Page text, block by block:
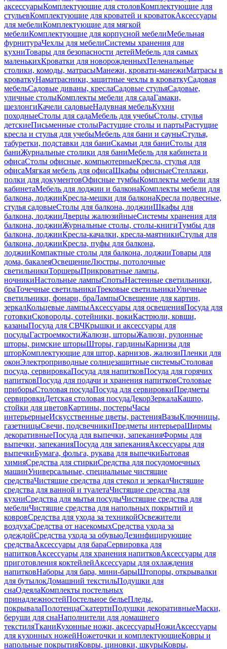
аксессуарыКомплектующие для столовКомплектующие для
стульевКомплектующие для кроватей и кроватокАксессуары
для мебелиКомплектующие для мягкой
мебелиКомплектующие для корпусной мебелиМебельная
фурнитураЧехлы для мебелиСистемы хранения для
кухниТовары для безопасности детейМебель для самых
маленькихКроватки для новорожденныхПеленальные
столики, комоды, матрасыМанежи, кровати-манежиМатрасы в
кроваткуНаматрасники, защитные чехлы в кроваткуСадовая
мебельСадовые диваны, креслаСадовые стульяСадовые,
уличные столыКомплекты мебели для садаГамаки,
шезлонгиКачели садовыеНадувная мебельКухни
походныеСтолы для садаМебель для учебыСтолы, стулья
детскиеПисьменные столыРастущие столы и партыРастущие
кресла и стулья для учебыМебель для бани и сауныСтулья,
табуретки, подставки для баниСкамьи для баниСтолы для
баниЖурнальные столики для баниМебель для кабинета и
офисаСтолы офисные, компьютерныеКресла, стулья для
офисаМягкая мебель для офисаШкафы офисныеСтеллажи,
полки для документовОфисные тумбыКомплекты мебели для
кабинетаМебель для лоджии и балконаКомплекты мебели для
балкона, лоджииКресла-мешки для балконаКресла подвесные,
стулья садовыеСтолы для балкона, лоджииШкафы для
балкона, лоджииДверцы жалюзийныеСистемы хранения для
балкона, лоджииЖурнальные столы, столы-книгиТумбы для
балкона, лоджииКресла-качалки, кресла-маятникиСтулья для
балкона, лоджииКресла, пуфы для балкона,
лоджииКомпактные столы для балкона, лоджииТовары для
дома, бакалеяОсвещениеЛюстры, потолочные
светильникиТоршерыПрикроватные лампы,
ночникиНастольные лампыСпотыНастенные светильники,
браТочечные светильникиТрековые светильникиУличные
светильники, фонари, браЛампыОсвещение для картин,
зеркалКольцевые лампыАксессуары для освещенияПосуда для
готовкиСковороды, сотейники, вокиКастрюли, ковши,
казаныПосуда для СВЧКрышки и аксессуары для
посудыГастроемкостиЖалюзи, шторыЖалюзи, рулонные
шторы, римские шторыШторы, гардиныКарнизы для
шторКомплектующие для штор, карнизов, жалюзиПленки для
оконЭлектроприводные солнцезащитные системыСтоловая
посуда, сервировкаПосуда для напитковПосуда для горячих
напитковПосуда для подачи и хранения напитковСтоловые
приборыСтоловая посудаПосуда для сервировкиПредметы
сервировкиДетская столовая посудаДекорЗеркалаКашпо,
стойки для цветовКартины, постерыЧасы
интерьерныеИскусственные цветы, растенияВазыКлючницы,
газетницыСвечи, подсвечникиПредметы интерьераШирмы
декоративныеПосуда для выпечки, запеканияФормы для
выпечки, запеканияПосуда для запеканияАксессуары для
выпечкиБумага, фольга, рукава для выпечкиБытовая
химияСредства для стиркиСредства для посудомоечных
машинУниверсальные, специальные чистящие
средстваЧистящие средства для стекол и зеркалЧистящие
средства для ванной и туалетаЧистящие средства для
кухниСредства для мытья посудыЧистящие средства для
мебелиЧистящие средства для напольных покрытий и
ковровСредства для ухода за техникойОсвежители
воздухаСредства от насекомыхСредства ухода за
одеждойСредства ухода за обувьюДезинфицирующие
средстваАксессуары для бараСервировка для
напитковАксессуары для хранения напитковАксессуары для
приготовления коктейлейАксессуары для охлаждения
напитковНаборы для бара, мини-барыШтопоры, открывалки
для бутылокДомашний текстильПодушки для
снаОдеялаКомплекты постельных
принадлежностейПостельное бельеПледы,
покрывалаПолотенцаСкатертиПодушки декоративныеМаски,
беруши для снаНаполнители для домашнего
текстиляТканиКухонные ножи, аксессуарыНожиАксессуары
для кухонных ножейНожеточки и комплектующиеКовры и
напольные покрытияКовры, циновки, шкурыКовры,